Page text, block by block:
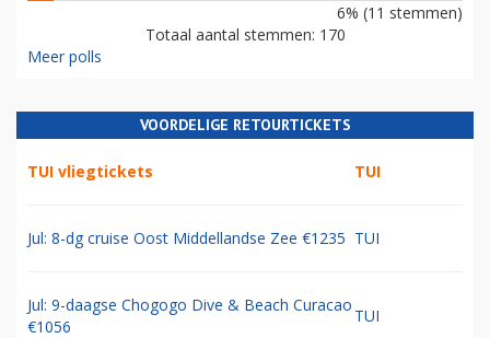
6% (11 stemmen)
Totaal aantal stemmen: 170
Meer polls
VOORDELIGE RETOURTICKETS
TUI vliegtickets TUI
Jul: 8-dg cruise Oost Middellandse Zee €1235 TUI
Jul: 9-daagse Chogogo Dive & Beach Curacao
€1056
TUI